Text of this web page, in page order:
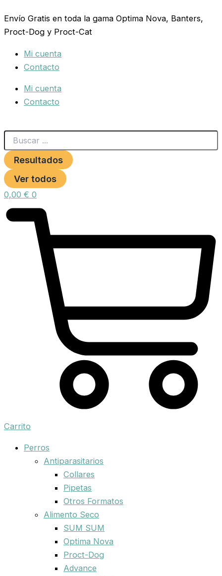
al
contenido
Envío Gratis en toda la gama Optima Nova, Banters,
Proct-Dog y Proct-Cat
Mi cuenta
Contacto
Mi cuenta
Contacto
...
Resultados
Ver todos
0,00 € 0
Carrito
Perros
Antiparasitarios
Collares
Pipetas
Otros Formatos
Alimento Seco
SUM SUM
Optima Nova
Proct-Dog
Advance
NYLON
20x100
MARRON
cantidad